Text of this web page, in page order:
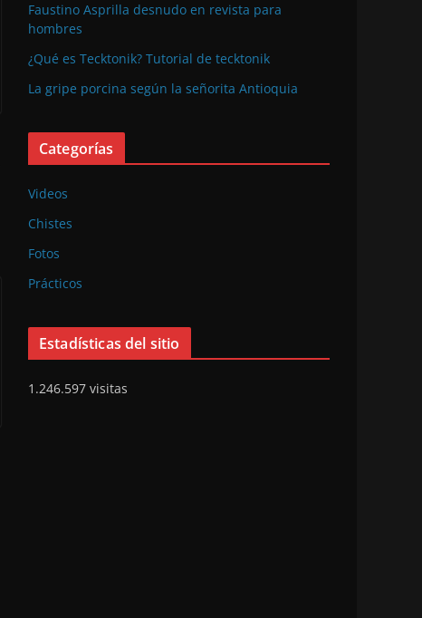
Faustino Asprilla desnudo en revista para
hombres
¿Qué es Tecktonik? Tutorial de tecktonik
La gripe porcina según la señorita Antioquia
Categorías
Videos
Chistes
Fotos
Prácticos
Estadísticas del sitio
1.246.597 visitas